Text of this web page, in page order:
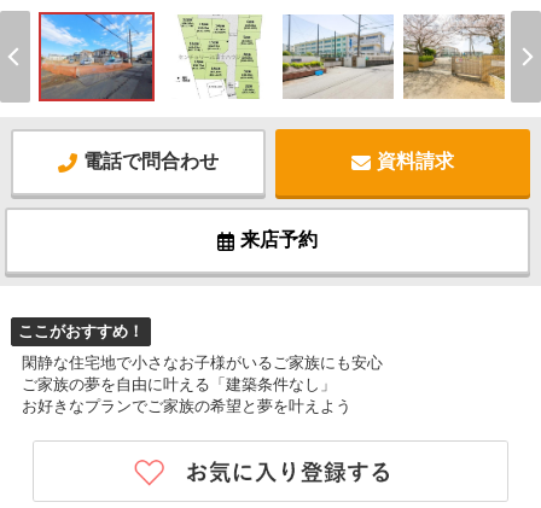
電話で問合わせ 資料請求
来店予約
ここがおすすめ！
閑静な住宅地で小さなお子様がいるご家族にも安心
ご家族の夢を自由に叶える「建築条件なし」
お好きなプランでご家族の希望と夢を叶えよう